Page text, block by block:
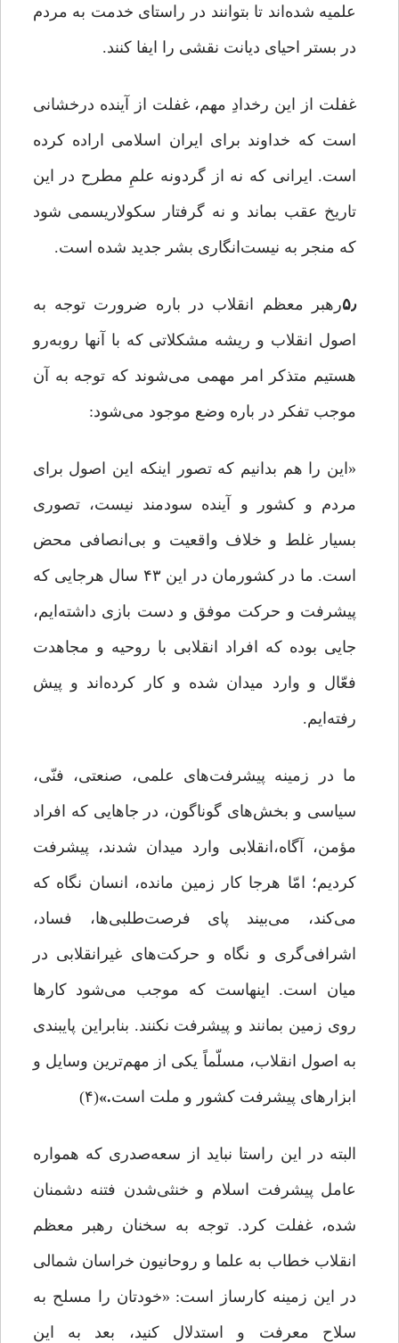
علمیه شده‌اند تا بتوانند در راستای خدمت به مردم
در بستر احیای دیانت نقشی را ایفا کنند.
غفلت از این رخدادِ مهم، غفلت از آینده درخشانی
است که خداوند برای ایران اسلامی اراده کرده
است. ایرانی که نه از گردونه علمِ مطرح در این
تاریخ عقب بماند و نه گرفتار سکولاریسمی شود
که منجر به نیست‌انگاری بشر جدید شده است.
۵٫رهبر معظم انقلاب در باره ضرورت توجه به
اصول انقلاب و ریشه مشکلاتی که با آنها روبه‌رو
هستیم متذکر امر مهمی می‌شوند که توجه به آن
موجب تفکر در باره وضع موجود می‌شود:
«این را هم بدانیم که تصور اینکه این اصول برای
مردم و کشور و آینده سودمند نیست، تصوری
بسیار غلط و خلاف واقعیت و بی‌انصافی محض
است. ما در کشورمان در این ۴۳ سال هرجایی که
پیشرفت و حرکت موفق و دست بازی داشته‌ایم،
‌جایی بوده که افراد انقلابی با روحیه و مجاهدت
فعّال و وارد میدان شده‌ و کار کرده‌اند و پیش
رفته‌ایم.
ما در زمینه پیشرفت‌های علمی، صنعتی، فنّی،
سیاسی و بخش‌های گوناگون، در ‌جاهایی که افراد
مؤمن، آگاه،انقلابی وارد میدان شدند، پیشرفت
کردیم؛ امّا هرجا کار زمین مانده، انسان نگاه که
می‌کند، می‌بیند پای فرصت‌طلبی‌ها، فساد،
اشرافی‌گری و نگاه و حرکت‌های غیرانقلابی در
میان است. اینهاست که موجب می‌شود کارها
روی زمین بمانند و پیشرفت نکنند. بنابراین پایبندی
به اصول انقلاب، مسلّماً یکی از مهم‌ترین وسایل و
ابزارهای پیشرفت کشور و ملت است.»(۴)
البته در این راستا نباید از سعه‌صدری که همواره
عامل پیشرفت اسلام و خنثی‌شدن فتنه دشمنان
شده، غفلت کرد. توجه به سخنان رهبر معظم
انقلاب خطاب به علما و روحانیون خراسان شمالی
در این زمینه کارساز است: «خودتان را مسلح به
سلاح معرفت و استدلال کنید، بعد به این